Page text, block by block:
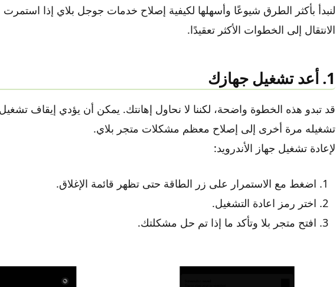
لنبدأ بأكثر الطرق شيوعًا وأسهلها لكيفية إصلاح خدمات جوجل بلاي إذا
الانتقال إلى الخطوات الأكثر تعقيدًا.
1. أعد تشغيل جهازك
قد تبدو هذه الخطوة واضحة، لكننا لا نحاول إهانتك. يمكن أن يؤدي إيقاف
تشغيله مرة أخرى إلى إصلاح معظم مشكلات متجر بلاي.
لإعادة تشغيل جهاز الأندرويد:
اضغط مع الاستمرار على زر الطاقة حتى تظهر قائمة الإغلاق.
اختر رمز اعادة التشغيل.
افتح متجر بلا وتأكد ما إذا تم حل مشكلتك.